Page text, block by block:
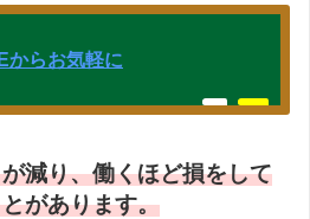
からお気軽に
減り、働くほど損をして
があります。